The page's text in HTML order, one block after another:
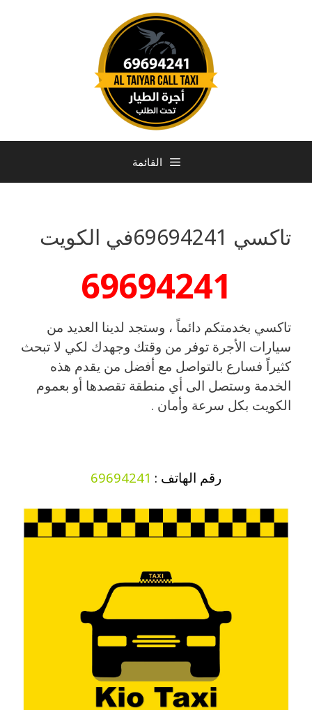
القائمة
تاكسي 69694241في الكويت
69694241
تاكسي بخدمتكم دائماً ، وستجد لدينا العديد من
سيارات الأجرة توفر من وقتك وجهدك لكي لا تبحث
كثيراً فسارع بالتواصل مع أفضل من يقدم هذه
الخدمة وستصل الى أي منطقة تقصدها أو بعموم
الكويت بكل سرعة وأمان .
رقم الهاتف : 69694241